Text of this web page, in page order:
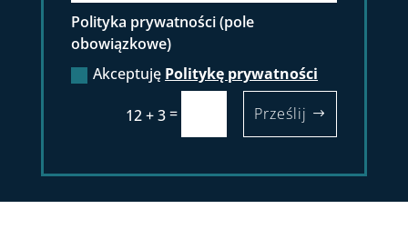
Polityka prywatności (pole
obowiązkowe)
Akceptuję Politykę prywatności
12 + 3= Prześlij